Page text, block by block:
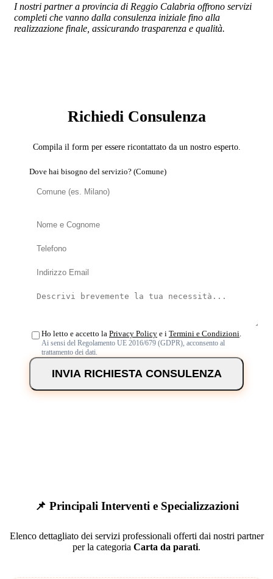
I nostri partner a provincia di Reggio Calabria offrono servizi
completi che vanno dalla consulenza iniziale fino alla
realizzazione finale, assicurando trasparenza e qualità.
Richiedi Consulenza
Compila il form per essere ricontattato da un nostro esperto.
Dove hai bisogno del servizio? (Comune)
Ho letto e accetto la Privacy Policy e i Termini e Condizioni
Ai sensi del Regolamento UE 2016/679 (GDPR), acconsento al
trattamento dei dati.
INVIA RICHIESTA CONSULENZA
📌 Principali Interventi e Specializzazioni
Elenco dettagliato dei servizi professionali offerti dai nostri partner
per la categoria Carta da parati.